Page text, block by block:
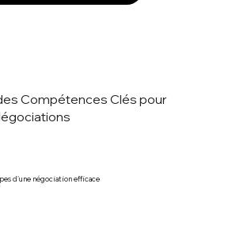
Compétences Clés pour
d’une négociation efficace